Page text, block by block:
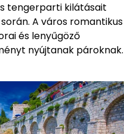
tengerparti kilátásait
A város romantikus
és lenyűgöző
nyújtanak pároknak.